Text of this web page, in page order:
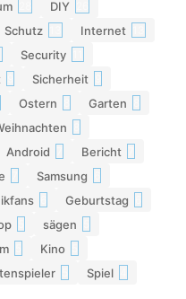
DIY
Schutz Internet
Security
Sicherheit
Ostern Garten
Android Bericht
Samsung
Geburtstag
sägen
Kino
Spiel